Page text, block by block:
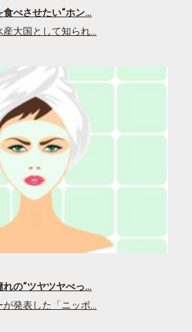
べさせたい“ホン…
大国として知られ…
れの“ツヤツヤべっ…
発表した「ニッポ…